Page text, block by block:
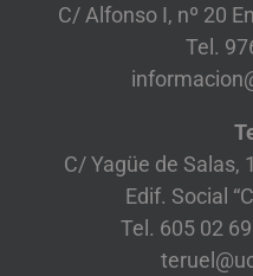
C/ Alfonso I, nº 20
Tel.
C/ Yagüe de Salas,
Edif. Social
Tel. 605 02